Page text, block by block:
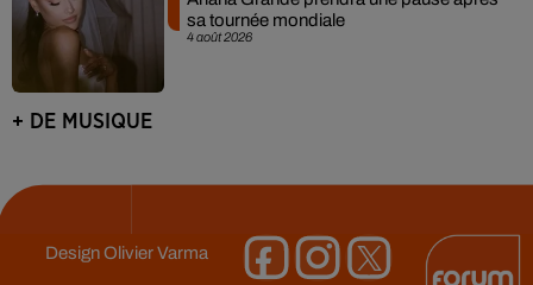
4 août 2026
sa tournée mondiale
+ DE MUSIQUE
DesignOlivier Varma